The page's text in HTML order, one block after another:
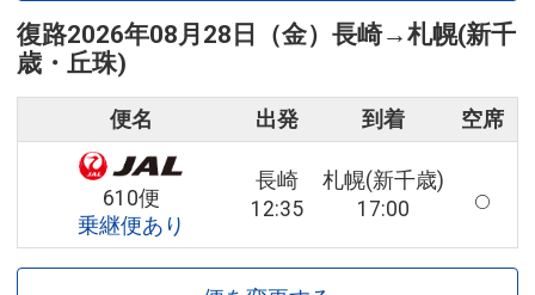
復路2026年08月28日（金） 長崎→札幌(新千
歳・丘珠)
便名 出発 到着 空席
610便
乗継便あり
長崎
12:35
札幌(新千歳)
17:00